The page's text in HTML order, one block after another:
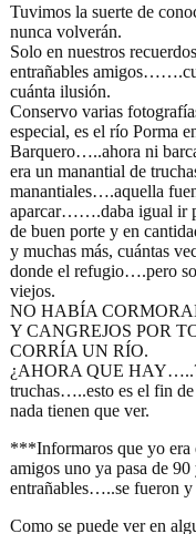
Tuvimos la suerte de
nunca volverán.
Solo en nuestros
entrañables
cuánta ilusión.
Conservo varias
especial, es el río Porma
Barquero…..ahora ni
era un manantial de
manantiales….aquella
aparcar…….daba igual ir
de buen porte y en
y muchas más, cuántas
donde el refugio….pero
viejos.
NO HABÍA
Y CANGREJOS POR
CORRÍA UN RÍO.
¿AHORA QUE
truchas…..esto es el fin
nada tienen que ver.
***Informaros que yo
amigos uno ya pasa de
entrañables…..se fueron y
Como se puede ver en